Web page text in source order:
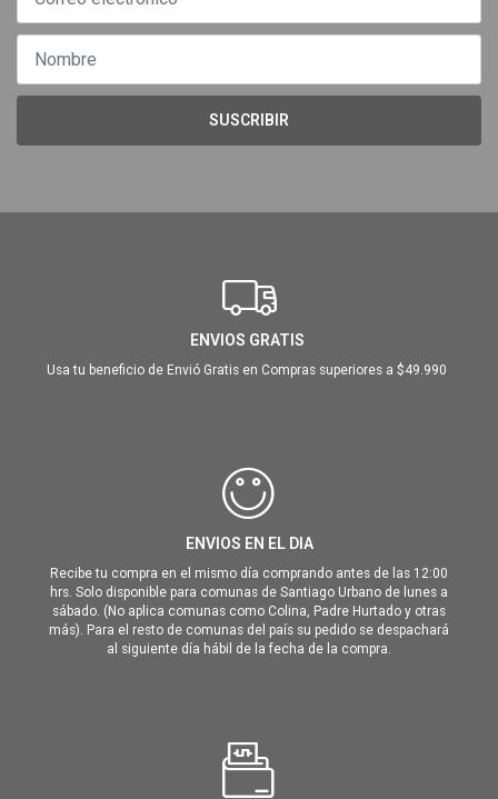
SUSCRIBIR
ENVIOS GRATIS
Usa tu beneficio de Envió Gratis en Compras superiores a $49.990
ENVIOS EN EL DIA
Recibe tu compra en el mismo día comprando antes de las 12:00
hrs. Solo disponible para comunas de Santiago Urbano de lunes a
sábado. (No aplica comunas como Colina, Padre Hurtado y otras
más). Para el resto de comunas del país su pedido se despachará
al siguiente día hábil de la fecha de la compra.